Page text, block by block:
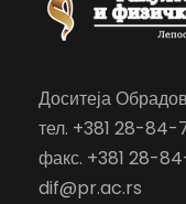
Доситеја
тел. +381 28-84-
факс. +381 28-
dif@pr.ac.rs